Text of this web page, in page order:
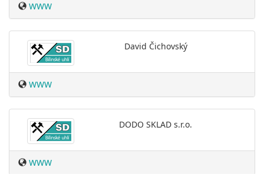
WWW
David Čichovský
WWW
DODO SKLAD s.r.o.
WWW